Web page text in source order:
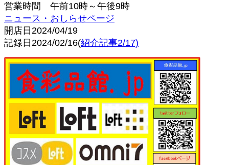
営業時間 午前10時～午後9時
ニュース・おしらせページ
開店日2024/04/19
記録日2024/02/16(紹介記事2/17)